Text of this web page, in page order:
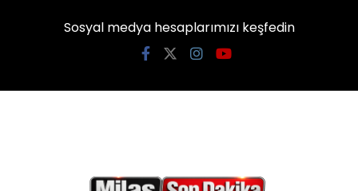
Sosyal medya hesaplarımızı keşfedin